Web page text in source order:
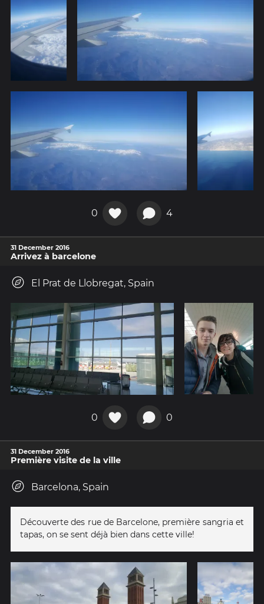
0 4
31 December 2016
Arrivez à barcelone
El Prat de Llobregat, Spain
0 0
31 December 2016
Première visite de la ville
Barcelona, Spain
Découverte des rue de Barcelone, première sangria et
tapas, on se sent déjà bien dans cette ville!